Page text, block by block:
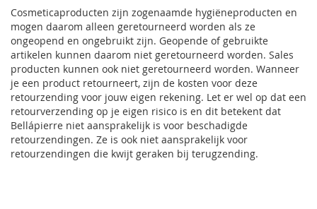
Cosmeticaproducten zijn zogenaamde hygiëneproducten en
mogen daarom alleen geretourneerd worden als ze
ongeopend en ongebruikt zijn. Geopende of gebruikte
artikelen kunnen daarom niet geretourneerd worden. Sales
producten kunnen ook niet geretourneerd worden. Wanneer
je een product retourneert, zijn de kosten voor deze
retourzending voor jouw eigen rekening. Let er wel op dat een
retourverzending op je eigen risico is en dit betekent dat
Bellápierre niet aansprakelijk is voor beschadigde
retourzendingen. Ze is ook niet aansprakelijk voor
retourzendingen die kwijt geraken bij terugzending.